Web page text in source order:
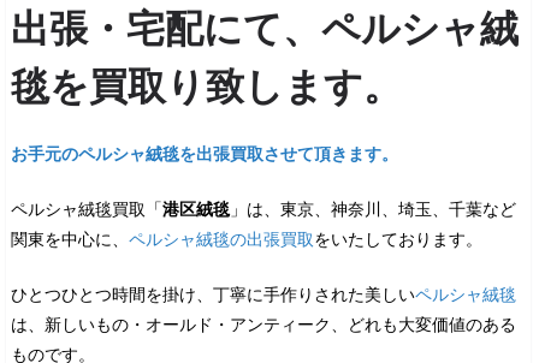
出張・宅配にて、ペルシャ絨
毯を買取り致します。
お手元のペルシャ絨毯を出張買取させて頂きます。
ペルシャ絨毯買取「港区絨毯」は、東京、神奈川、埼玉、千葉など
関東を中心に、 ペルシャ絨毯の出張買取をいたしております。
ひとつひとつ時間を掛け、丁寧に手作りされた美しいペルシャ絨毯
は、新しいもの・オールド・アンティーク、どれも大変価値のある
ものです。